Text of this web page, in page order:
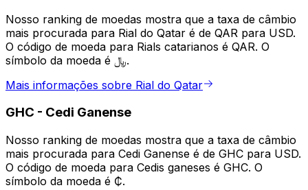
Nosso ranking de moedas mostra que a taxa de câmbio
mais procurada para Rial do Qatar é de QAR para USD.
O código de moeda para Rials catarianos é QAR. O
símbolo da moeda é ﷼.
Mais informações sobre Rial do Qatar
GHC - Cedi Ganense
Nosso ranking de moedas mostra que a taxa de câmbio
mais procurada para Cedi Ganense é de GHC para USD.
O código de moeda para Cedis ganeses é GHC. O
símbolo da moeda é ₵.